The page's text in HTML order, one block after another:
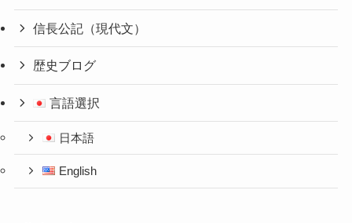
信長公記（現代文）
歴史ブログ
言語選択
日本語
English